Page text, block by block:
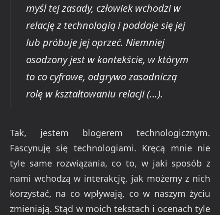
myśl tej zasady, człowiek wchodzi w
relację z technologią i poddaje się jej
lub próbuje jej oprzeć. Niemniej
osadzony jest w kontekście, w którym
to co cyfrowe, odgrywa zasadniczą
rolę w kształtowaniu relacji (…).
Tak, jestem blogerem technologicznym.
Fascynuję się technologiami. Kręcą mnie nie
tyle same rozwiązania, co to, w jaki sposób z
nami wchodzą w interakcję, jak możemy z nich
korzystać, na co wpływają, co w naszym życiu
zmieniają. Stąd w moich tekstach i ocenach tyle